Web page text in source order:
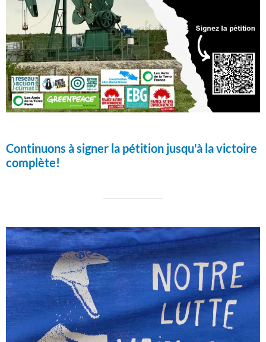
Continuons à signer la pétition jusqu'à la victoire
complète!